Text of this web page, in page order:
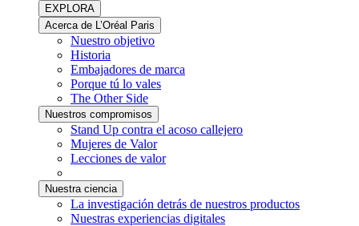
EXPLORA
Acerca de L’Oréal Paris
Nuestro objetivo
Historia
Embajadores de marca
Porque tú lo vales
The Other Side
Nuestros compromisos
Stand Up contra el acoso callejero
Mujeres de Valor
Lecciones de valor
Nuestra ciencia
La investigación detrás de nuestros productos
Nuestras experiencias digitales